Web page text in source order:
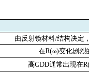
由反射镜材料/结构决定
在R(ω)变化剧烈
高GDD通常出现在